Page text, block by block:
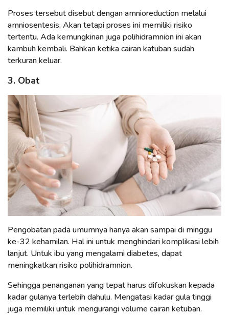
Proses tersebut disebut dengan amnioreduction melalui
amniosentesis. Akan tetapi proses ini memiliki risiko
tertentu. Ada kemungkinan juga polihidramnion ini akan
kambuh kembali. Bahkan ketika cairan katuban sudah
terkuran keluar.
3. Obat
Pengobatan pada umumnya hanya akan sampai di minggu
ke-32 kehamilan. Hal ini untuk menghindari komplikasi lebih
lanjut. Untuk ibu yang mengalami diabetes, dapat
meningkatkan risiko polihidramnion.
Sehingga penanganan yang tepat harus difokuskan kepada
kadar gulanya terlebih dahulu. Mengatasi kadar gula tinggi
juga memiliki untuk mengurangi volume cairan ketuban.